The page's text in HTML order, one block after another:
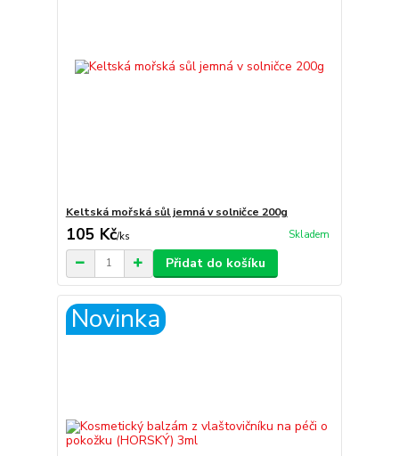
Keltská mořská sůl jemná v solničce 200g
105 Kč/ks Skladem
Přidat do košíku
Novinka